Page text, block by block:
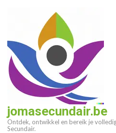
(druk
enter)
jomasecundair.be
Ontdek, ontwikkel en bereik je
Secundair.